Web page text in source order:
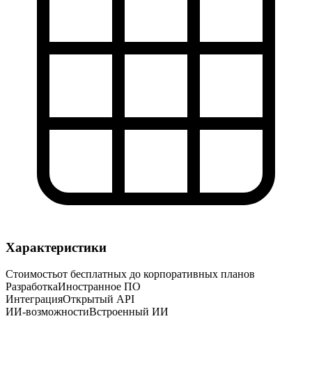
Характеристики
Стоимостьот бесплатных до корпоративных планов
РазработкаИностранное ПО
ИнтеграцияОткрытый API
ИИ-возможностиВстроенный ИИ